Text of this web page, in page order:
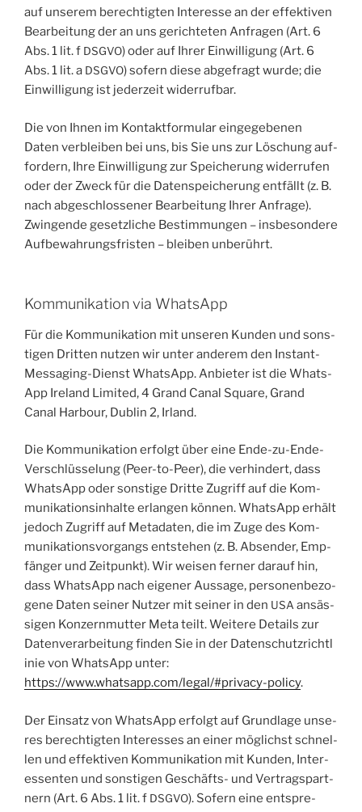
auf unse­rem berech­tig­ten Inter­es­se an der effek­ti­ven
Bear­bei­tung der an uns gerich­te­ten Anfra­gen (Art. 6
Abs. 1 lit. f DSGVO) oder auf Ihrer Ein­wil­li­gung (Art. 6
Abs. 1 lit. a DSGVO) sofern die­se abge­fragt wur­de; die
Ein­wil­li­gung ist jeder­zeit widerrufbar.
Die von Ihnen im Kon­takt­for­mu­lar ein­ge­ge­be­nen
Daten ver­blei­ben bei uns, bis Sie uns zur Löschung auf­
for­dern, Ihre Ein­wil­li­gung zur Spei­che­rung wider­ru­fen
oder der Zweck für die Daten­spei­che­rung ent­fällt (z. B.
nach abge­schlos­se­ner Bear­bei­tung Ihrer Anfra­ge).
Zwin­gen­de gesetz­li­che Bestim­mun­gen – ins­be­son­de­re
Auf­be­wah­rungs­fris­ten – blei­ben unberührt.
Kommunikation via WhatsApp
Für die Kom­mu­ni­ka­ti­on mit unse­ren Kun­den und sons­
ti­gen Drit­ten nut­zen wir unter ande­rem den Instant-
Mes­sa­ging-Dienst Whats­App. Anbie­ter ist die Whats­
App Ire­land Limi­t­ed, 4 Grand Canal Squa­re, Grand
Canal Har­bour, Dub­lin 2, Irland.
Die Kom­mu­ni­ka­ti­on erfolgt über eine Ende-zu-Ende-
Ver­schlüs­se­lung (Peer-to-Peer), die ver­hin­dert, dass
Whats­App oder sons­ti­ge Drit­te Zugriff auf die Kom­
mu­ni­ka­ti­ons­in­hal­te erlan­gen kön­nen. Whats­App erhält
jedoch Zugriff auf Meta­da­ten, die im Zuge des Kom­
mu­ni­ka­ti­ons­vor­gangs ent­ste­hen (z. B. Absen­der, Emp­
fän­ger und Zeit­punkt). Wir wei­sen fer­ner dar­auf hin,
dass Whats­App nach eige­ner Aus­sa­ge, per­so­nen­be­zo­
ge­ne Daten sei­ner Nut­zer mit sei­ner in den USA ansäs­
si­gen Kon­zern­mut­ter Meta teilt. Wei­te­re Details zur
Daten­ver­ar­bei­tung fin­den Sie in der Daten­schutz­richt­l
i­nie von Whats­App unter:
https://www.whatsapp.com/legal/#privacy-policy.
Der Ein­satz von Whats­App erfolgt auf Grund­la­ge unse­
res berech­tig­ten Inter­es­ses an einer mög­lichst schnel­
len und effek­ti­ven Kom­mu­ni­ka­ti­on mit Kun­den, Inter­
es­sen­ten und sons­ti­gen Geschäfts- und Ver­trags­part­
nern (Art. 6 Abs. 1 lit. f DSGVO). Sofern eine ent­spre­